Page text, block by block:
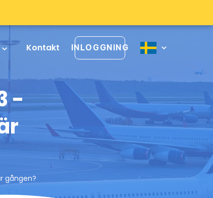
Kontakt INLOGGNING
-
gången?